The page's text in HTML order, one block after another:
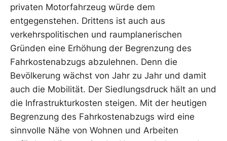
privaten Motorfahrzeug würde dem
entgegenstehen. Drittens ist auch aus
verkehrspolitischen und raumplanerischen
Gründen eine Erhöhung der Begrenzung des
Fahrkostenabzugs abzulehnen. Denn die
Bevölkerung wächst von Jahr zu Jahr und damit
auch die Mobilität. Der Siedlungsdruck hält an und
die Infrastrukturkosten steigen. Mit der heutigen
Begrenzung des Fahrkostenabzugs wird eine
sinnvolle Nähe von Wohnen und Arbeiten